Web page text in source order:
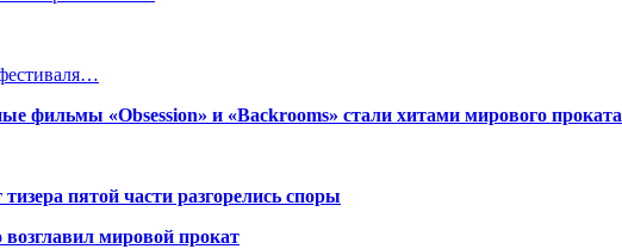
фильмы «Obsession» и «Backrooms» стали хитами мирового проката
пятой части разгорелись споры
мировой прокат